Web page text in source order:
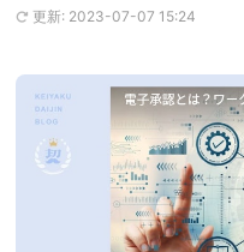
更新: 2023-07-07 15:24